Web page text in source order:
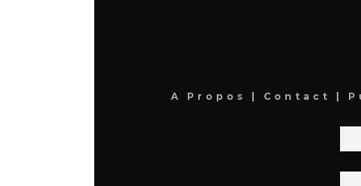
A Propos Contact